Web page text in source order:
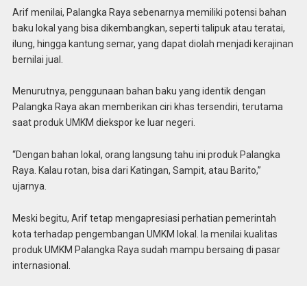
Arif menilai, Palangka Raya sebenarnya memiliki potensi bahan
baku lokal yang bisa dikembangkan, seperti talipuk atau teratai,
ilung, hingga kantung semar, yang dapat diolah menjadi kerajinan
bernilai jual.
Menurutnya, penggunaan bahan baku yang identik dengan
Palangka Raya akan memberikan ciri khas tersendiri, terutama
saat produk UMKM diekspor ke luar negeri.
“Dengan bahan lokal, orang langsung tahu ini produk Palangka
Raya. Kalau rotan, bisa dari Katingan, Sampit, atau Barito,”
ujarnya.
Meski begitu, Arif tetap mengapresiasi perhatian pemerintah
kota terhadap pengembangan UMKM lokal. Ia menilai kualitas
produk UMKM Palangka Raya sudah mampu bersaing di pasar
internasional.